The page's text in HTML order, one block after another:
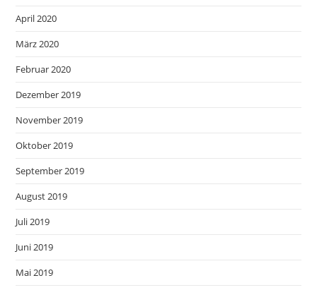
April 2020
März 2020
Februar 2020
Dezember 2019
November 2019
Oktober 2019
September 2019
August 2019
Juli 2019
Juni 2019
Mai 2019